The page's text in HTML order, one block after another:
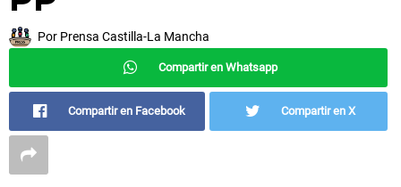
Por Prensa Castilla-La Mancha
Compartir en Whatsapp
Compartir en Facebook Compartir en X